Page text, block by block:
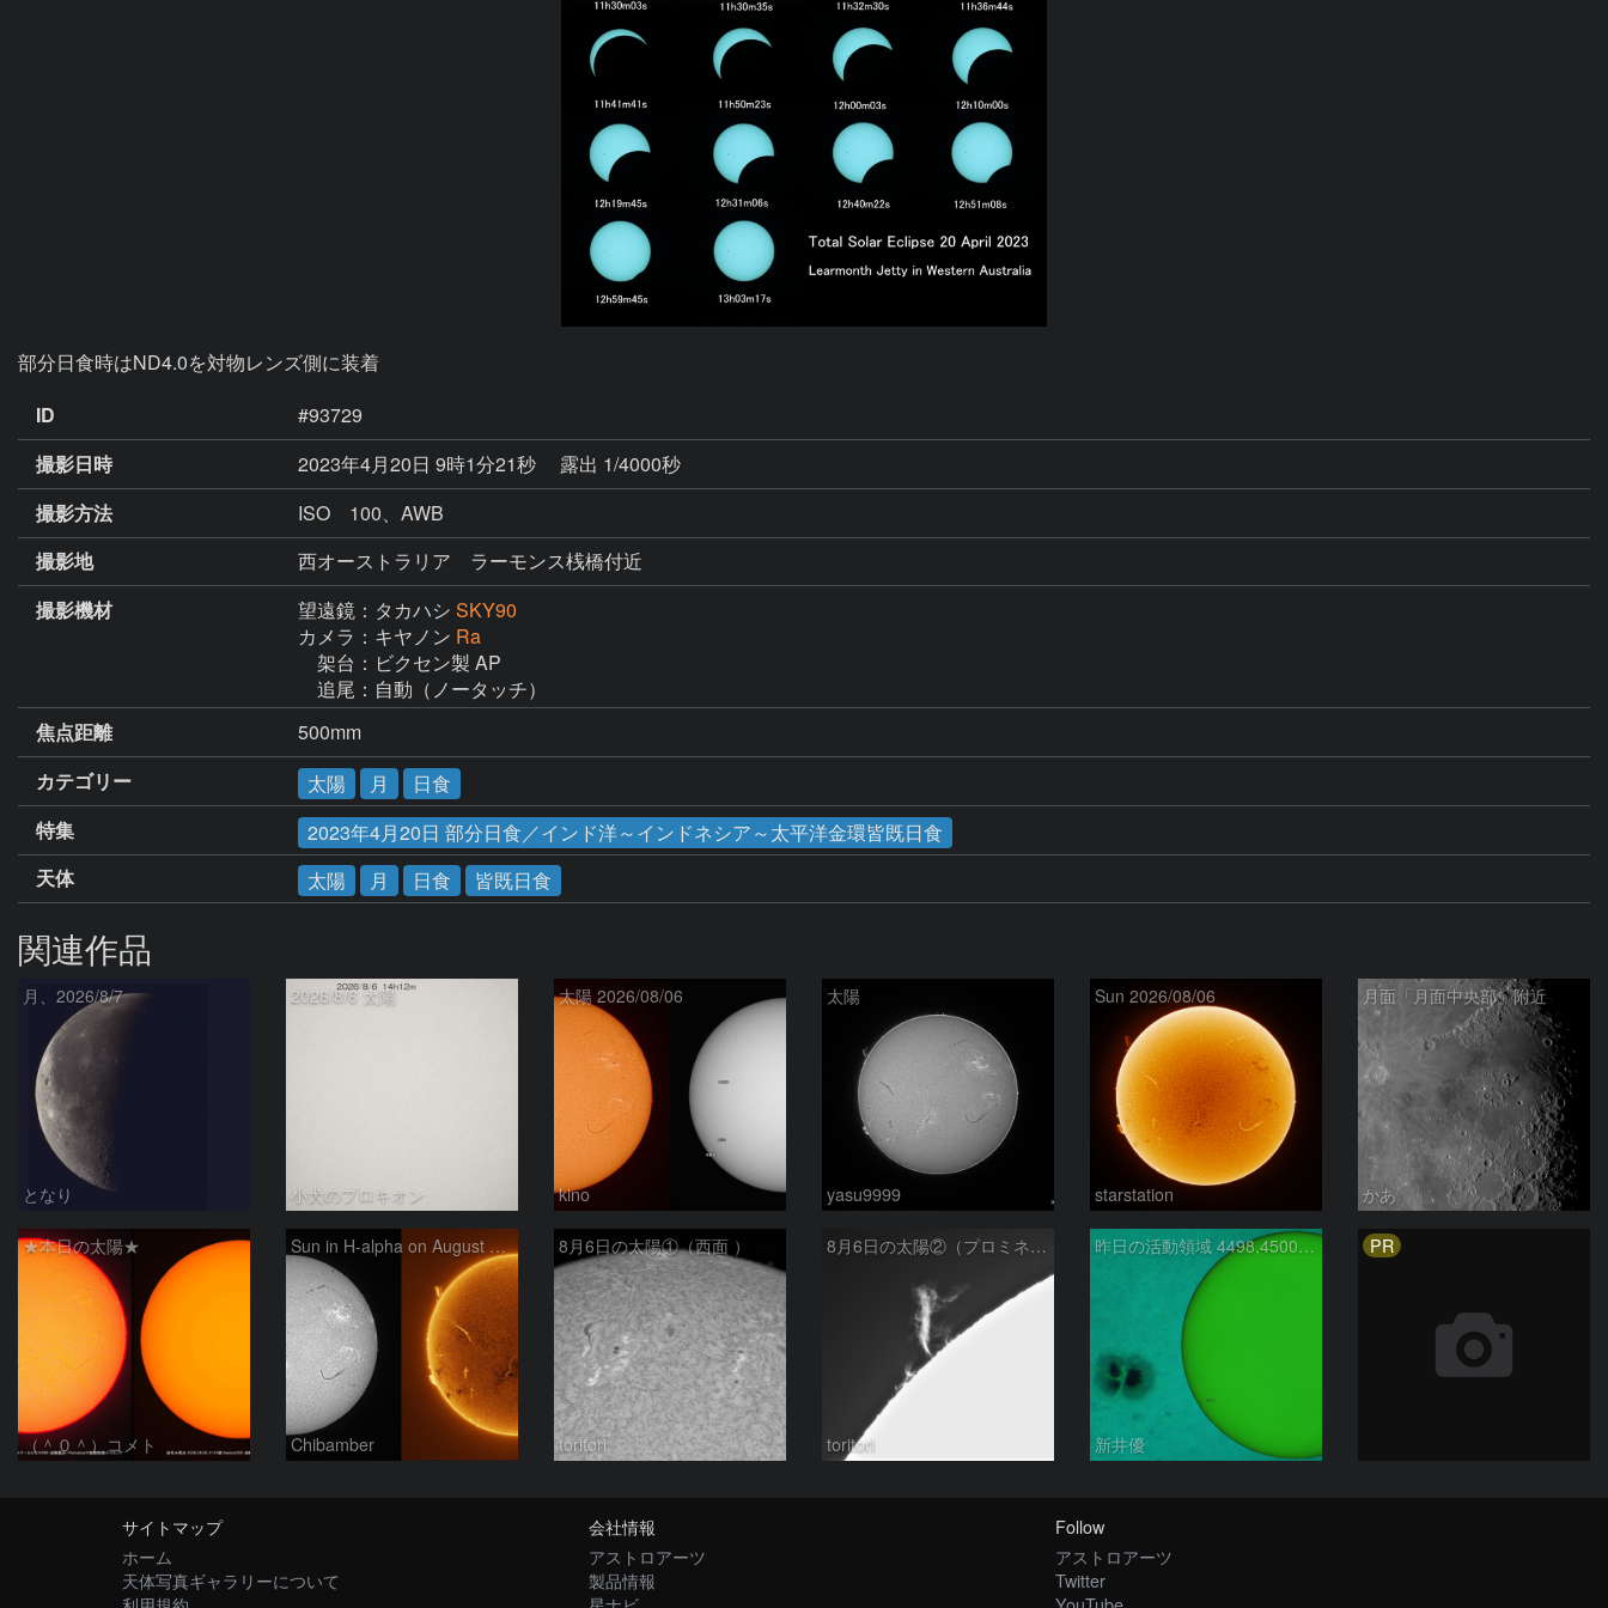
部分日食時はND4.0を対物レンズ側に装着
ID
#93729
撮影日時
2023年4月20日 9時1分21秒
露出 1/4000秒
撮影方法
ISO 100、AWB
撮影地
西オーストラリア ラーモンス桟橋付近
撮影機材
望遠鏡：タカハシ SKY90
カメラ：キヤノン Ra
架台：ビクセン製 AP
追尾：自動（ノータッチ）
焦点距離
500mm
カテゴリー
太陽 月
日食
特集
2023年4月20日 部分日食／インド洋～インドネシア～太平洋金環皆既日食
天体
太陽 月 日食 皆既日食
関連作品
月、2026/8/7
となり
2026/8/6 太陽
小犬のプロキオン
太陽 2026/08/06
kino
太陽
yasu9999
Sun 2026/08/06
starstation
月面「月面中央部」附近
かあ
★本日の太陽★
（＾０＾）コメト
Sun in H-alpha on August 6, 2026
Chibamber
8月6日の太陽①（西面 ）
toritori
8月6日の太陽②（プロミネン北東縁 ）
toritori
昨日の活動領域 4498,4500：2026/08/05
新井優
PR
サイトマップ
ホーム
天体写真ギャラリーについて
会社情報
アストロアーツ
製品情報
Follow
アストロアーツ
Twitter